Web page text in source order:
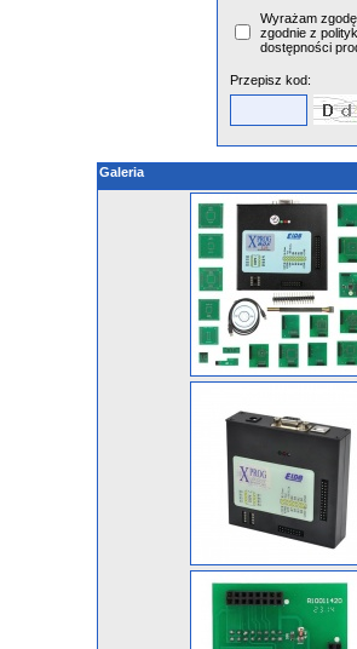
Wyrażam
zgodnie z
dostępności
Przepisz kod:
Galeria